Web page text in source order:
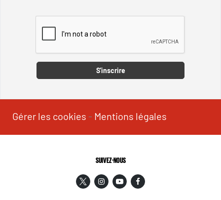
S'inscrire
Gérer les cookies - Mentions légales
SUIVEZ-NOUS